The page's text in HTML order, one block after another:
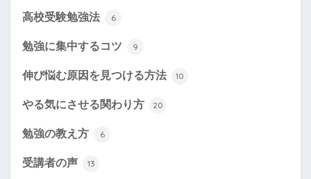
高校受験勉強法 6
勉強に集中するコツ 9
伸び悩む原因を見つける方法 10
やる気にさせる関わり方 20
勉強の教え方 6
受講者の声 13